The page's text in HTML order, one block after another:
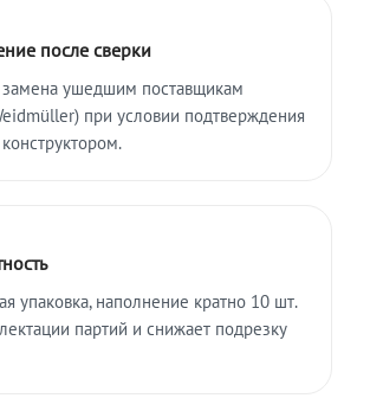
после сверки
ушедшим поставщикам
при условии подтверждения
упаковка, наполнение кратно 10 шт.
партий и снижает подрезку